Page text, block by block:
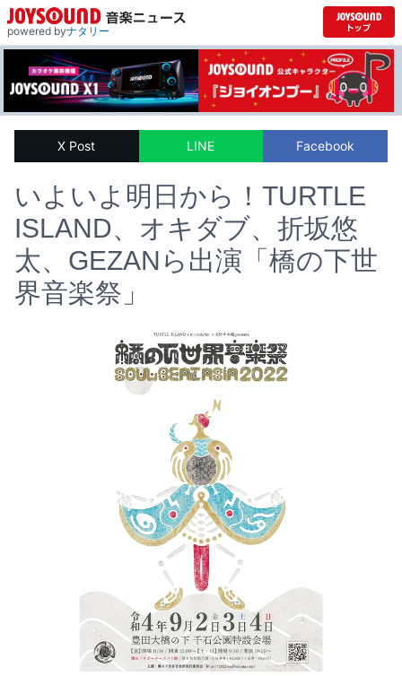
powered byナタリー
X Post LINE Facebook
いよいよ明日から！TURTLE
ISLAND、オキダブ、折坂悠
太、GEZANら出演「橋の下世
界音楽祭」